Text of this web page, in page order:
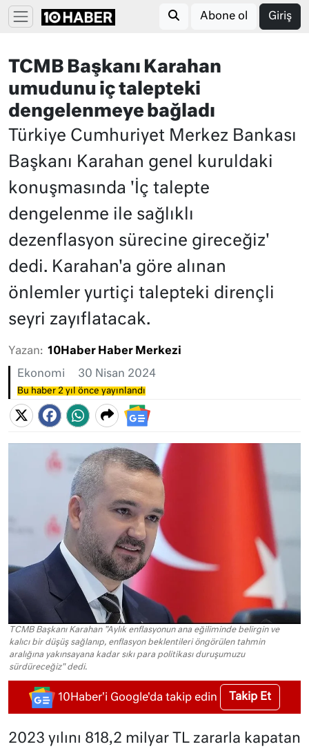
Abone ol Giriş
TCMB Başkanı Karahan
umudunu iç talepteki
dengelenmeye bağladı
Türkiye Cumhuriyet Merkez Bankası
Başkanı Karahan genel kuruldaki
konuşmasında 'İç talepte
dengelenme ile sağlıklı
dezenflasyon sürecine gireceğiz'
dedi. Karahan'a göre alınan
önlemler yurtiçi talepteki dirençli
seyri zayıflatacak.
Yazan: 10Haber Haber Merkezi
Ekonomi 30 Nisan 2024
Bu haber 2 yıl önce yayınlandı
TCMB Başkanı Karahan "Aylık enflasyonun ana eğiliminde belirgin ve
kalıcı bir düşüş sağlanıp, enflasyon beklentileri öngörülen tahmin
aralığına yakınsayana kadar sıkı para politikası duruşumuzu
sürdüreceğiz" dedi.
10Haber'i Google'da takip edin Takip Et
2023 yılını 818,2 milyar TL zararla kapatan